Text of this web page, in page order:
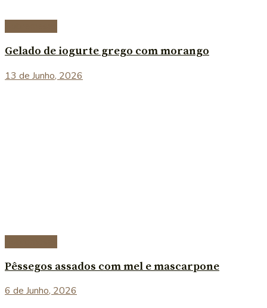
Gelado de iogurte grego com morango
13 de Junho, 2026
Pêssegos assados com mel e mascarpone
6 de Junho, 2026